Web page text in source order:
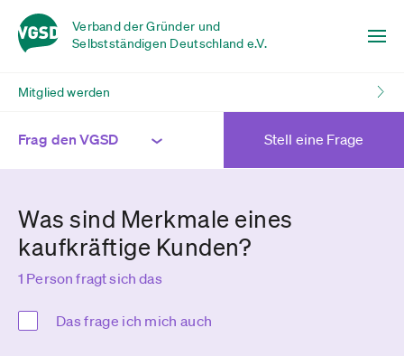
Verband der Gründer und
Selbstständigen Deutschland e.V.
Mitglied werden
Frag den VGSD Stell eine Frage
Was sind Merkmale eines
kaufkräftige Kunden?
1 Person fragt sich das
Das frage ich mich auch